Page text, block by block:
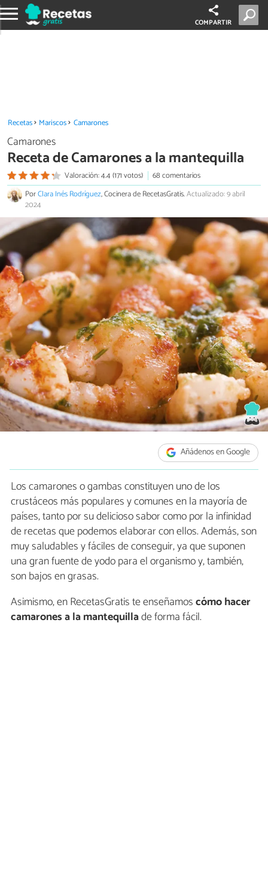
COMPARTIR
Recetas Mariscos Camarones
Camarones
Receta de Camarones a la mantequilla
Valoración: 4.4 (171 votos)
68 comentarios
PorClara Inés Rodríguez, Cocinera de RecetasGratis.Actualizado: 9 abril
2024
Añádenos en Google
Los camarones o gambas constituyen uno de los
crustáceos más populares y comunes en la mayoría de
países, tanto por su delicioso sabor como por la infinidad
de recetas que podemos elaborar con ellos. Además, son
muy saludables y fáciles de conseguir, ya que suponen
una gran fuente de yodo para el organismo y, también,
son bajos en grasas.
Asimismo, en RecetasGratis te enseñamoscómo hacer
camarones a la mantequillade forma fácil.